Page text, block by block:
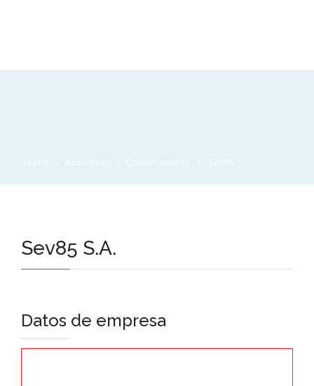
Home Asociados Colaboradores Sev85
Sev85 S.A.
Datos de empresa